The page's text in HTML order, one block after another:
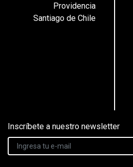
Providencia
Santiago de Chile
Inscríbete a nuestro newsletter